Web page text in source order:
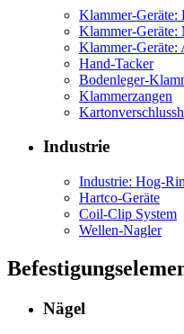
Klammer-Geräte:
Klammer-Geräte:
Klammer-Geräte:
Hand-Tacker
Bodenleger-
Klammerzangen
Industrie
Industrie: Hog-
Hartco-Geräte
Coil-Clip System
Wellen-Nagler
Nägel